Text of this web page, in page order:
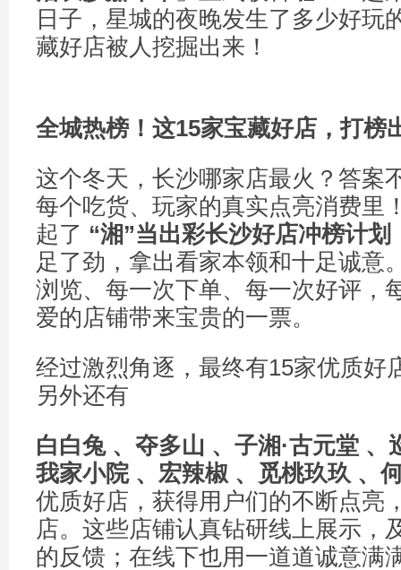
日子，星城的夜晚发生了多少好玩
藏好店被人挖掘出来！
全城热榜！这15家宝藏好店，打榜
这个冬天，长沙哪家店最火？答案
每个吃货、玩家的真实点亮消费里
起了 “湘”当出彩长沙好店冲榜计划
足了劲，拿出看家本领和十足诚意
浏览、每一次下单、每一次好评，
爱的店铺带来宝贵的一票。
经过激烈角逐，最终有15家优质好
另外还有
白白兔 、夺多山 、子湘·古元堂 、
我家小院 、宏辣椒 、觅桃玖玖 、
优质好店，获得用户们的不断点亮
店。这些店铺认真钻研线上展示，
的反馈；在线下也用一道道诚意满